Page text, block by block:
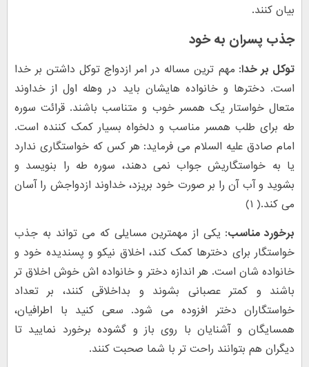
بیان کنند.
جذب پسران به خود
توکل بر خدا: مهم ترین مساله در امر ازدواج توکل داشتن بر خدا
است. دخترها و خانواده هایشان باید در وهله اول از خداوند
متعال خواستار یک همسر خوب و متناسب باشند. قرائت سوره
طه برای طلب همسر مناسب و دلخواه بسیار کمک کننده است.
امام صادق علیه السلام می فرماید: هر کس که خواستگاری ندارد
یا به خواستگاریش جواب نمی دهند، سوره طه را بنویسد و
بشوید و آب آن را بر صورت خود بریزد، خداوند ازدواجش را آسان
می کند.( ۱)
برخورد مناسب: یکی از مهمترین مسایلی که می تواند به جذب
خواستگار برای دخترها کمک کند، اخلاق نیکو و پسندیده خود و
خانواده شان است. هر اندازه دختر و خانواده اش خوش اخلاق تر
باشند و کمتر عصبانی بشوند و بداخلاقی کنند، بر تعداد
خواستگاران دختر افزوده می شود. سعی کنید با اطرافیان،
همسایگان و آشنایان با روی باز و گشوده برخورد نمایید تا
دیگران هم بتوانند راحت تر با شما صحبت کنند.